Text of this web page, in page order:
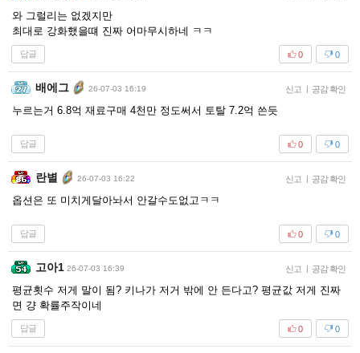
와 그럴리는 없겠지만
최대로 강화했을떄 진짜 어마무시하네 ㅋㅋ
답글 0
0
배에그 26-07-03 16:19 신고 | 공감 확인
누르는거 6.8억 재료구매 4천만 정도써서 토탈 7.2억 쓴듯
답글 0
0
란별 26-07-03 16:22 신고 | 공감 확인
옵션은 또 미치게달아놔서 안갈수도없고ㅋㅋ
답글 0
0
고아1 26-07-03 16:39 신고 | 공감 확인
평균횟수 저게 말이 됨? 키나가 저거 밖에 안 든다고? 평균값 저게 진짜
면 걍 확률주작이네
답글 0
0